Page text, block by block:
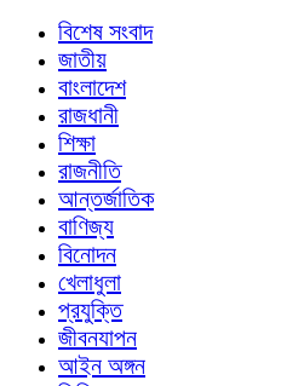
বিশেষ সংবাদ
জাতীয়
বাংলাদেশ
রাজধানী
শিক্ষা
রাজনীতি
আন্তর্জাতিক
বাণিজ্য
বিনোদন
খেলাধুলা
প্রযুক্তি
জীবনযাপন
আইন অঙ্গন